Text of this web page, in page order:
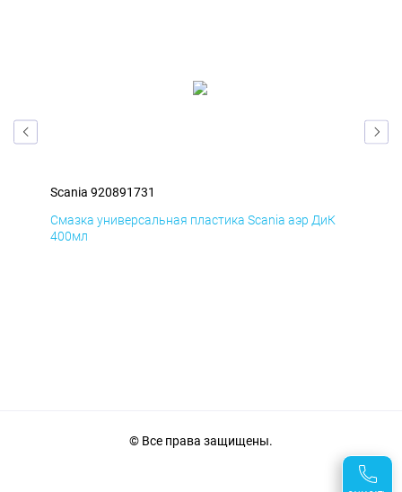
Scania 920891731
Смазка универсальная пластика Scania аэр ДиК
400мл
© Все права защищены.